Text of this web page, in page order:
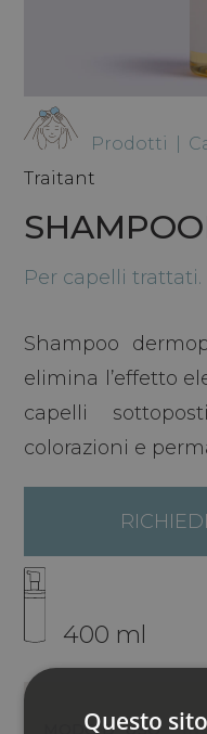
Prodotti
Traitant
Per capelli trattati.
Shampoo
elimina l’effetto
capelli
colorazioni e
400 ml
MODO D´USO
Questo